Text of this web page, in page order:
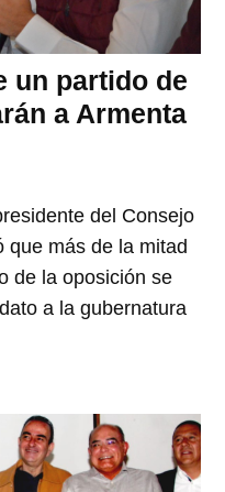
un partido de
a Armenta
del Consejo
que más de la mitad
de la oposición se
a la gubernatura